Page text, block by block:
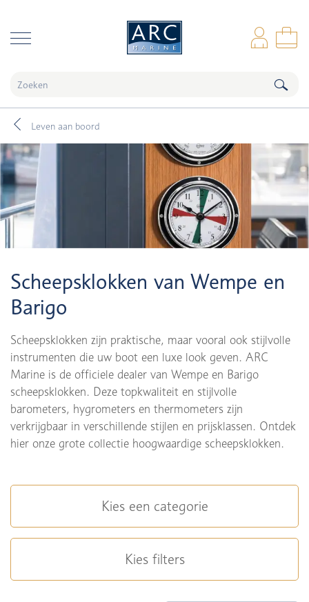
Leven aan boord
Scheepsklokken van Wempe en
Barigo
Scheepsklokken zijn praktische, maar vooral ook stijlvolle
instrumenten die uw boot een luxe look geven. ARC
Marine is de officiele dealer van Wempe en Barigo
scheepsklokken. Deze topkwaliteit en stijlvolle
barometers, hygrometers en thermometers zijn
verkrijgbaar in verschillende stijlen en prijsklassen. Ontdek
hier onze grote collectie hoogwaardige scheepsklokken.
Kies een categorie
Kies filters